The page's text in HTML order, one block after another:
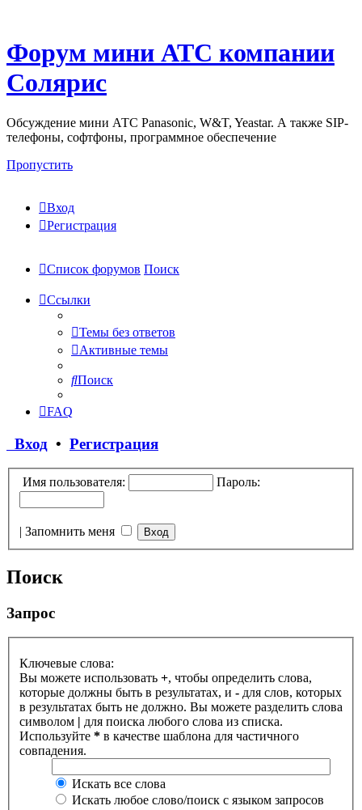
Форум мини АТС компании
Солярис
Обсуждение мини АТС Panasonic, W&T, Yeastar. А также SIP-
телефоны, софтфоны, программное обеспечение
Пропустить
Вход
Регистрация
Список форумов Поиск
Ссылки
Темы без ответов
Активные темы
Поиск
FAQ
Вход • Регистрация
Имя пользователя: Пароль:
| Запомнить меня
Поиск
Запрос
Ключевые слова:
Вы можете использовать +, чтобы определить слова,
которые должны быть в результатах, и - для слов, которых
в результатах быть не должно. Вы можете разделить слова
символом | для поиска любого слова из списка.
Используйте * в качестве шаблона для частичного
совпадения.
Искать все слова
Искать любое слово/поиск с языком запросов